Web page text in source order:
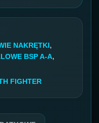
NAKRĘTKI,
BSP A-A,
FIGHTER